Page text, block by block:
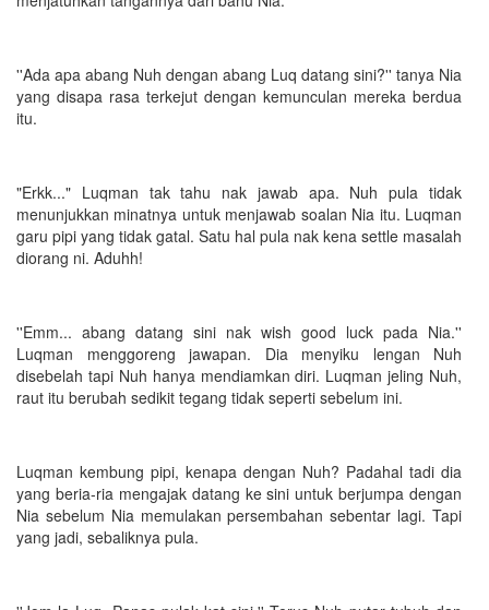
''Ada apa abang Nuh dengan abang Luq datang sini?'' tanya Nia
yang disapa rasa terkejut dengan kemunculan mereka berdua
itu.
"Erkk..." Luqman tak tahu nak jawab apa. Nuh pula tidak
menunjukkan minatnya untuk menjawab soalan Nia itu. Luqman
garu pipi yang tidak gatal. Satu hal pula nak kena settle masalah
diorang ni. Aduhh!
''Emm... abang datang sini nak wish good luck pada Nia.''
Luqman menggoreng jawapan. Dia menyiku lengan Nuh
disebelah tapi Nuh hanya mendiamkan diri. Luqman jeling Nuh,
raut itu berubah sedikit tegang tidak seperti sebelum ini.
Luqman kembung pipi, kenapa dengan Nuh? Padahal tadi dia
yang beria-ria mengajak datang ke sini untuk berjumpa dengan
Nia sebelum Nia memulakan persembahan sebentar lagi. Tapi
yang jadi, sebaliknya pula.